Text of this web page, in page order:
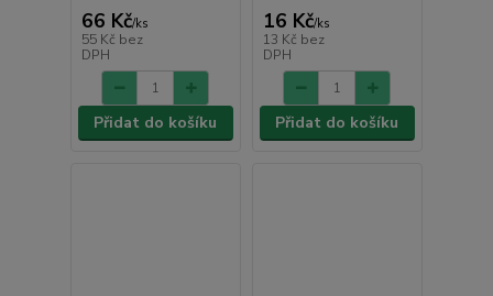
66 Kč/ks
55 Kč bez
DPH
Přidat do košíku
16 Kč/ks
13 Kč bez
DPH
Přidat do košíku